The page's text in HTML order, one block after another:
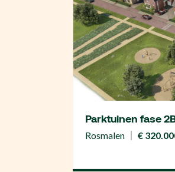
Parktuinen fase
Rosmalen €